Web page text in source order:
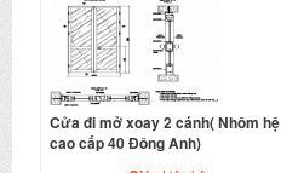
Cửa đi mở xoay 2 cánh( Nhôm hệ
cao cấp 40 Đông Anh)